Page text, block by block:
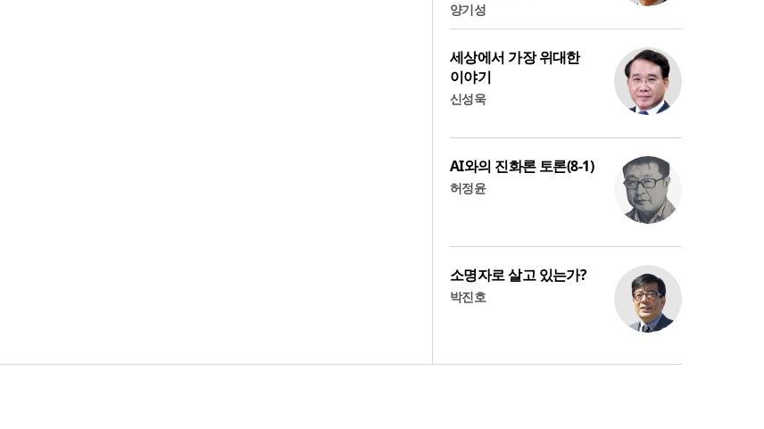
양기성
세상에서 가장 위대한
이야기
신성욱
AI와의 진화론 토론(8-1)
허정윤
소명자로 살고 있는가?
박진호